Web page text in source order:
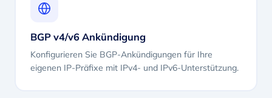
BGP v4/v6 Ankündigung
Konfigurieren Sie BGP-Ankündigungen für Ihre
eigenen IP-Präfixe mit IPv4- und IPv6-Unterstützung.